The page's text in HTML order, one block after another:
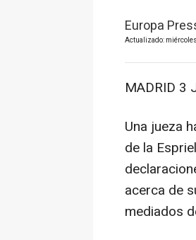
Europa
Actualizado:
MADRID 3
Una jueza
de la
acerca de
mediados